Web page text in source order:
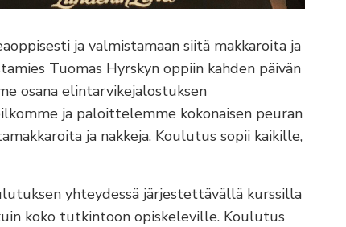
ja valmistamaan siitä makkaroita ja
Tuomas Hyrskyn oppiin kahden päivän
osana elintarvikejalostuksen
ja paloittelemme kokonaisen peuran
ja nakkeja. Koulutus sopii kaikille,
yhteydessä järjestettävällä kurssilla
koko tutkintoon opiskeleville. Koulutus